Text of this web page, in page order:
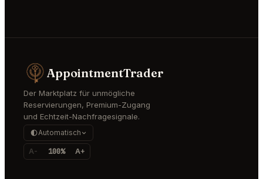
AppointmentTrader
Der Marktplatz für unmögliche
Reservierungen, Premium-Zugang
und Echtzeit-Nachfragesignale.
Automatisch
A- 100% A+